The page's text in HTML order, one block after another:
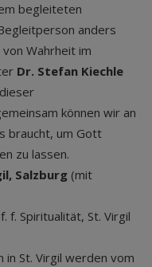
begleiteten
anders
Wahrheit im
Dr. Stefan Kiechle
können wir an
braucht, um Gott
zu lassen.
Salzburg (mit
f. Spiritualität, St. Virgil
in St. Virgil werden vom